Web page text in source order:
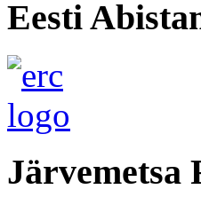
Eesti
Järvemetsa